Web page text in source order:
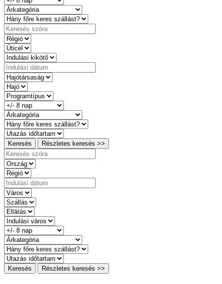
Keresés Részletes keresés >>
Keresés Részletes keresés >>